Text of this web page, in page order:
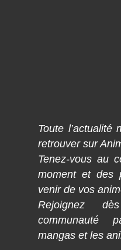
Toute
retrouver sur
Tenez-vous au
moment et des
venir de vos
Rejoignez
communauté
mangas et les